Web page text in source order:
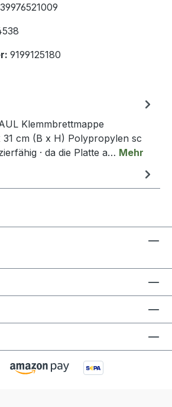
39976521009
9199125180
Klemmbrettmappe
cm (B x H) Polypropylen sc
· da die Platte a… Mehr